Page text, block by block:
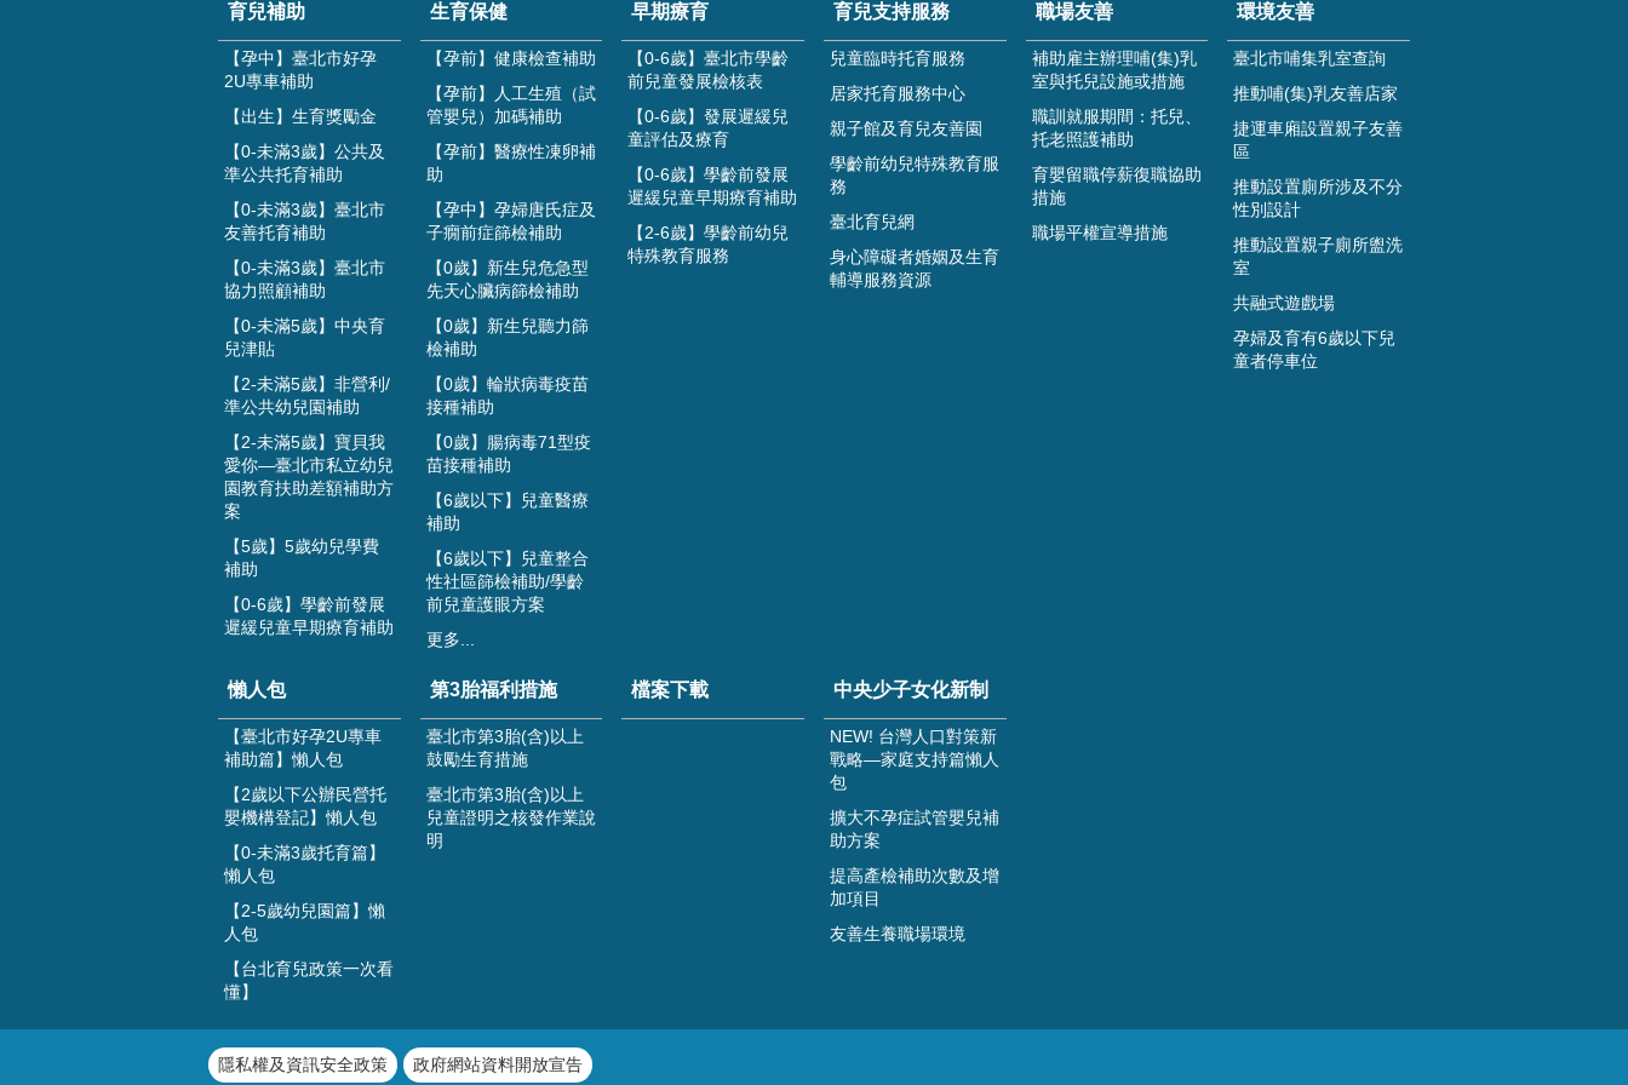
育兒補助
【孕中】臺北市好孕
2U專車補助
【出生】生育獎勵金
【0-未滿3歲】公共及
準公共托育補助
【0-未滿3歲】臺北市
友善托育補助
【0-未滿3歲】臺北市
協力照顧補助
【0-未滿5歲】中央育
兒津貼
【2-未滿5歲】非營利/
準公共幼兒園補助
【2-未滿5歲】寶貝我
愛你—臺北市私立幼兒
園教育扶助差額補助方
案
【5歲】5歲幼兒學費
補助
【0-6歲】學齡前發展
遲緩兒童早期療育補助
生育保健
【孕前】健康檢查補助
【孕前】人工生殖（試
管嬰兒）加碼補助
【孕前】醫療性凍卵補
助
【孕中】孕婦唐氏症及
子癇前症篩檢補助
【0歲】新生兒危急型
先天心臟病篩檢補助
【0歲】新生兒聽力篩
檢補助
【0歲】輪狀病毒疫苗
接種補助
【0歲】腸病毒71型疫
苗接種補助
【6歲以下】兒童醫療
補助
【6歲以下】兒童整合
性社區篩檢補助/學齡
前兒童護眼方案
更多...
早期療育
【0-6歲】臺北市學齡
前兒童發展檢核表
【0-6歲】發展遲緩兒
童評估及療育
【0-6歲】學齡前發展
遲緩兒童早期療育補助
【2-6歲】學齡前幼兒
特殊教育服務
育兒支持服務
兒童臨時托育服務
居家托育服務中心
親子館及育兒友善園
學齡前幼兒特殊教育服
務
臺北育兒網
身心障礙者婚姻及生育
輔導服務資源
職場友善
補助雇主辦理哺(集)乳
室與托兒設施或措施
職訓就服期間：托兒、
托老照護補助
育嬰留職停薪復職協助
措施
職場平權宣導措施
環境友善
臺北市哺集乳室查詢
推動哺(集)乳友善店家
捷運車廂設置親子友善
區
推動設置廁所涉及不分
性別設計
推動設置親子廁所盥洗
室
共融式遊戲場
孕婦及育有6歲以下兒
童者停車位
懶人包
【臺北市好孕2U專車
補助篇】懶人包
【2歲以下公辦民營托
嬰機構登記】懶人包
【0-未滿3歲托育篇】
懶人包
【2-5歲幼兒園篇】懶
人包
【台北育兒政策一次看
懂】
第3胎福利措施
臺北市第3胎(含)以上
鼓勵生育措施
臺北市第3胎(含)以上
兒童證明之核發作業說
明
檔案下載 中央少子女化新制
NEW! 台灣人口對策新
戰略—家庭支持篇懶人
包
擴大不孕症試管嬰兒補
助方案
提高產檢補助次數及增
加項目
友善生養職場環境
隱私權及資訊安全政策 政府網站資料開放宣告